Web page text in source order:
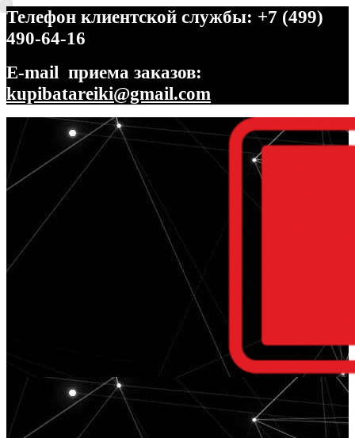
Телефон клиентской службы: +7 (499)
490-64-16
E-mail приема заказов:
kupibatareiki@gmail.com
Перейти
навигации
Перейти
содержимому